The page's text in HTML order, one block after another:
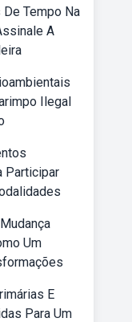
Tempo Na
A
Ilegal
Participar
Um
E
Para Um